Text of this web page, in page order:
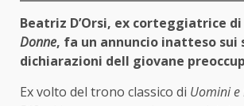
Beatriz D’Orsi, ex corteggiatrice di
Donne, fa un annuncio inatteso sui
dichiarazioni dell giovane
Ex volto del trono classico di Uomini e